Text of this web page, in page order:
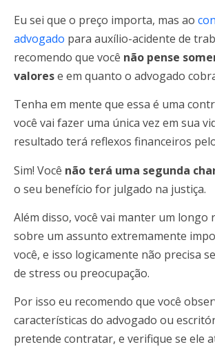
Eu sei que o preço importa, mas ao
advogado para auxílio-acidente de
recomendo que você não pense
valorese em quanto o advogado
Tenha em mente que essa é uma
você vai fazer uma única vez em sua
resultado terá reflexos financeiros
Sim! Você não terá uma segunda
o seu benefício for julgado na justiça.
Além disso, você vai manter um longo
sobre um assunto extremamente
você, e isso logicamente não precisa
de stress ou preocupação.
Por isso eu recomendo que você
características do advogado ou
pretende contratar, e verifique se ele